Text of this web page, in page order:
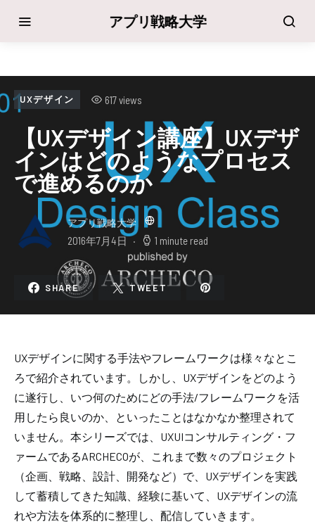
アプリ戦略大学
UXデザイン 617 views
【UXデザイン講座】UXデザ
インはどのようなプロセス
で進めるのか
アプリ戦略大学
2016年7月4日 1 minute read
SHARE TWEET
UXデザインに関する手法やフレームワークは様々なとこ
ろで紹介されています。しかし、UXデザインをどのよう
に遂行し、いつ何のためにどの手法/フレームワークを活
用したら良いのか、といったことはなかなか整理されて
いません。本シリーズでは、UXUIコンサルティング・フ
ァームであるARCHECOが、これまで数々のプロジェクト
（企画、戦略、設計、開発など）で、UXデザインを実践
して蓄積してきた知識、経験に基いて、UXデザインの流
れや方法を体系的に整理し、配信していきます。